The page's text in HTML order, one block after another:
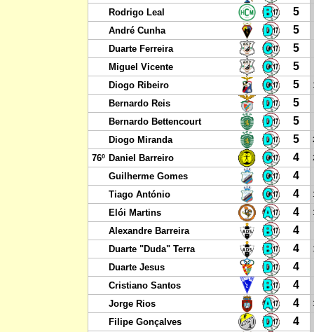
Rodrigo Leal 5
André Cunha 5
Duarte Ferreira 5
Miguel Vicente 5
Diogo Ribeiro 5
Bernardo Reis 5
Bernardo Bettencourt 5
Diogo Miranda 5
76º Daniel Barreiro 4
Guilherme Gomes 4
Tiago António 4
Elói Martins 4
Alexandre Barreira 4
Duarte "Duda" Terra 4
Duarte Jesus 4
Cristiano Santos 4
Jorge Rios 4
Filipe Gonçalves 4